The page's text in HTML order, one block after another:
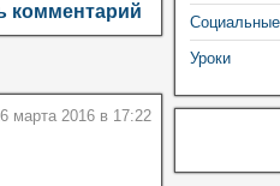
комментарий
марта 2016 в 17:22
Уроки